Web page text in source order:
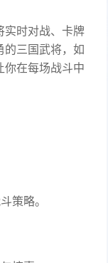
实时对战、卡牌
的三国武将，如
你在每场战斗中
策略。